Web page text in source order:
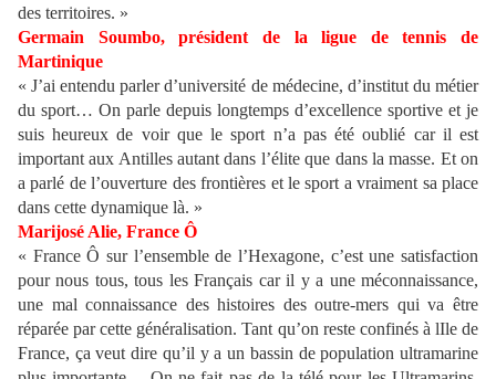
des territoires. »
Germain Soumbo, président de la ligue de tennis de
Martinique
« J’ai entendu parler d’université de médecine, d’institut du métier
du sport… On parle depuis longtemps d’excellence sportive et je
suis heureux de voir que le sport n’a pas été oublié car il est
important aux Antilles autant dans l’élite que dans la masse. Et on
a parlé de l’ouverture des frontières et le sport a vraiment sa place
dans cette dynamique là. »
Marijosé Alie, France Ô
« France Ô sur l’ensemble de l’Hexagone, c’est une satisfaction
pour nous tous, tous les Français car il y a une méconnaissance,
une mal connaissance des histoires des outre-mers qui va être
réparée par cette généralisation. Tant qu’on reste confinés à lIle de
France, ça veut dire qu’il y a un bassin de population ultramarine